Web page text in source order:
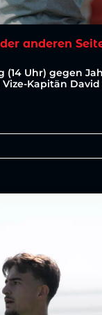
anderen
(14 Uhr) gegen
Kapitän